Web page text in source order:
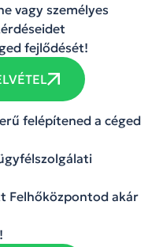
vagy személyes
fejlődését!
felépítened a céged
Felhőközpontod akár